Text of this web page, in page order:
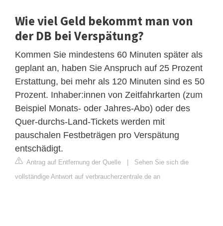
Wie viel Geld bekommt man von
der DB bei Verspätung?
Kommen Sie mindestens 60 Minuten später als
geplant an, haben Sie Anspruch auf 25 Prozent
Erstattung, bei mehr als 120 Minuten sind es 50
Prozent. Inhaber:innen von Zeitfahrkarten (zum
Beispiel Monats- oder Jahres-Abo) oder des
Quer-durchs-Land-Tickets werden mit
pauschalen Festbeträgen pro Verspätung
entschädigt.
Antrag auf Entfernung der Quelle | Sehen Sie sich die
vollständige Antwort auf verbraucherzentrale.de an